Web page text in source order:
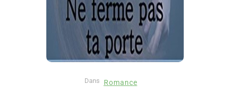
Dans Romance